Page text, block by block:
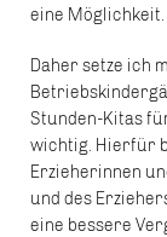
eine Möglichkeit.
Daher setze ich
Stunden-Kitas
wichtig. Hierfür
Erzieherinnen
und des
eine bessere